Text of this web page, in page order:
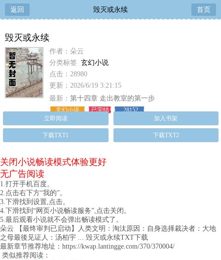
返回 毁灭或永续 首页
毁灭或永续
作者：朵云
分类标签 玄幻小说
点击：28980
更新：2026/6/19 3:21:15
最新： 第十四章 走出教室的第一步
玄幻小说 已完结
28152
立即阅读
加入书架
下载TXT1 下载TXT2
关闭小说畅读模式体验更好
无广告阅读
1.打开手机百度。
2.点击右下方“我的”。
3.下滑找到设置,点击。
4.下滑找到“网页小说畅读服务”,点击关闭。
5.最后观看小说就不会弹出畅读模式了。
朵云 【最终审判已启动】人类文明：淘汰原因：自身选择裁决者：大地
之母最後见证人：汤柏宇 ... 毁灭或永续TXT下载
最新章节推荐地址：https://kwap.lantingge.com/370/370004/
类似推荐阅读：